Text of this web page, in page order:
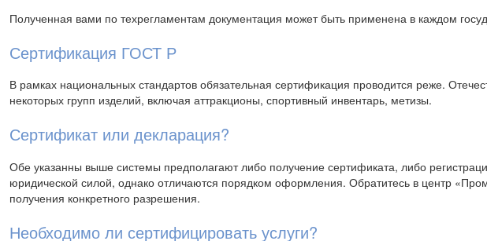
Полученная вами по техрегламентам документация может быть применена в каждом
Сертификация ГОСТ Р
В рамках национальных стандартов обязательная сертификация проводится реже.
некоторых групп изделий, включая аттракционы, спортивный инвентарь, метизы.
Сертификат или декларация?
Обе указанны выше системы предполагают либо получение сертификата, либо
юридической силой, однако отличаются порядком оформления. Обратитесь в центр
получения конкретного разрешения.
Необходимо ли сертифицировать услуги?